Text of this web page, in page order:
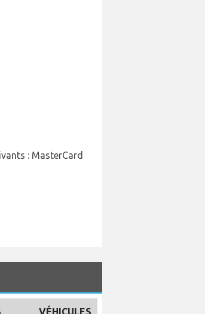
: MasterCard
VÉHICULES